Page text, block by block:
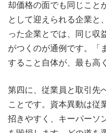
却価格の面でも同じこと
として迎えられる企業と
った企業とでは、同じ収
がつくのが通例です。「
すること自体が、最も高
第四に、従業員と取引先
ことです。資本異動は従
招きやすく、キーパーソ